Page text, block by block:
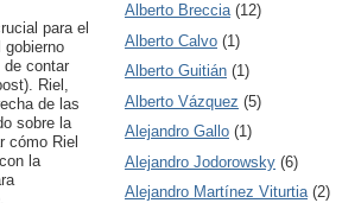
para el
gobierno
de contar
Riel,
de las
sobre la
cómo Riel
la
Alberto Breccia (12)
Alberto Calvo (1)
Alberto Guitián (1)
Alberto Vázquez (5)
Alejandro Gallo (1)
Alejandro Jodorowsky (6)
Alejandro Martínez Viturtia (2)